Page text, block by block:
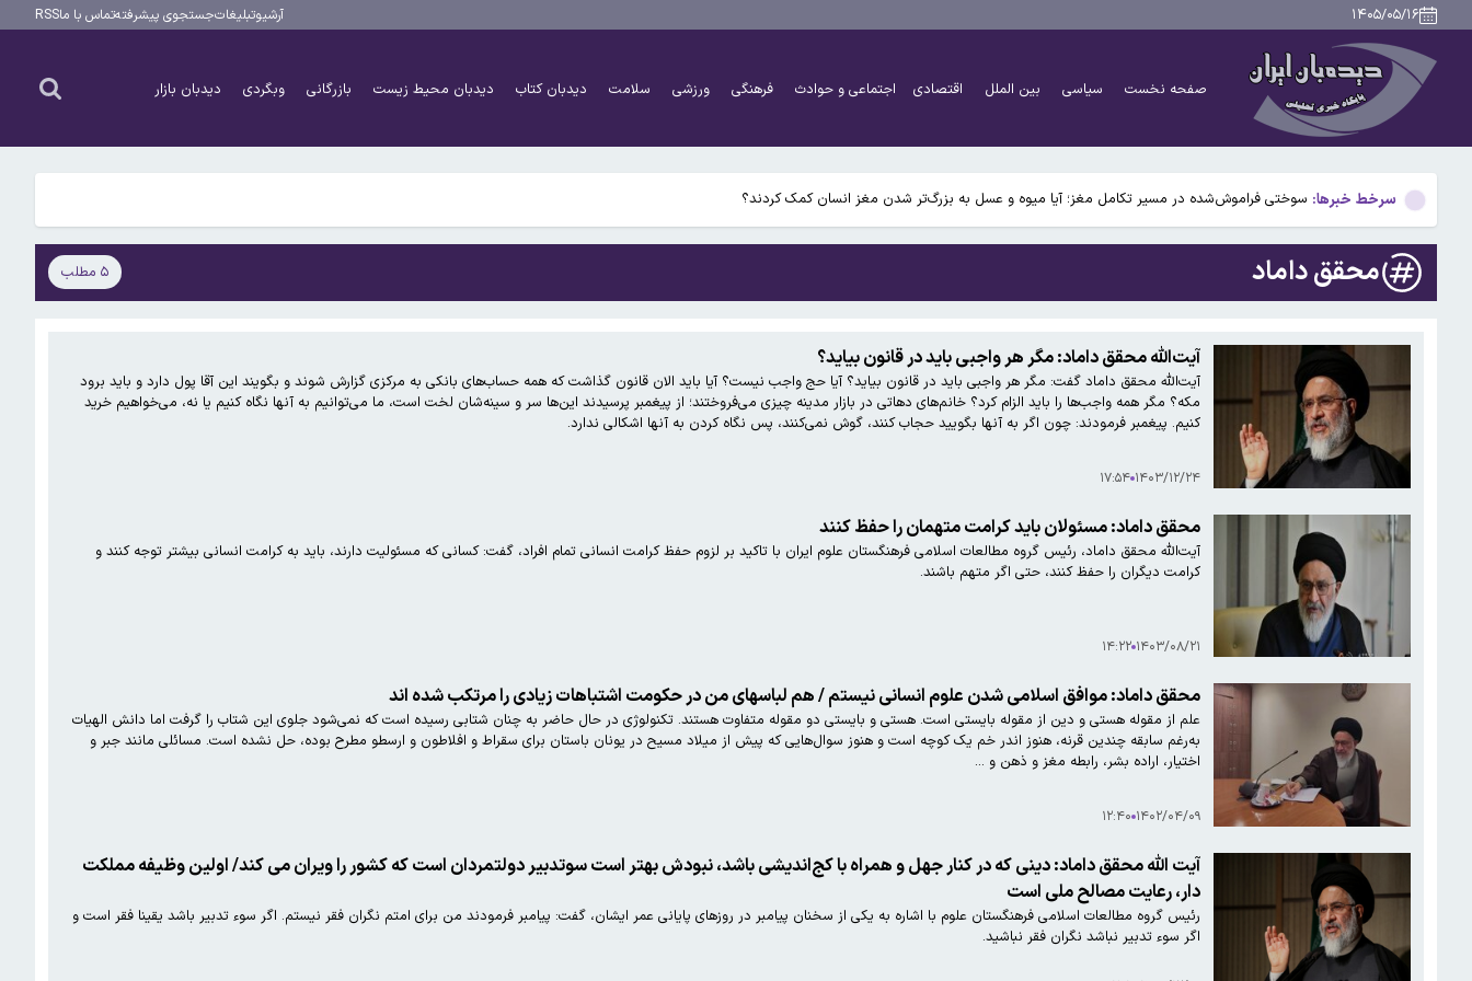
۱۴۰۵/۰۵/۱۶ آرشیوتبلیغاتجستجوی پیشرفتهتماس با ماRSS
صفحه نخست سیاسی بین الملل اقتصادی اجتماعی و حوادث فرهنگی ورزشی سلامت دیدبان کتاب دیدبان محیط زیست بازرگانی وبگردی دیدبان بازار
سرخط خبرها:
۴۹ سال پیش در چنین روزی؛ جمشید آموزگار نخست وزیر شد/اسامی اعضای کابینه
۹ حقیقت درباره داریوش هخامنشی که شاید نمی‌دانستید
بیفوما در پرسپولیس ماندنی شد
سوختی فراموش‌شده در مسیر تکامل مغز؛ آیا میوه و عسل به بزرگ‌تر شدن مغز انسان کمک کردند؟
نتایج تحقیق روی ۱۰ میلیون فرزند: ترتیب تولد بر بروز بیماری‌ها تأثیر می‌گذارد
۹ حقیقت درباره داریوش هخامنشی که شاید نمی‌دانستید
بیفوما در پرسپولیس ماندنی شد
محقق داماد ۵ مطلب
آیت‌الله محقق داماد: مگر هر واجبی باید در قانون بیاید؟
آیت‌الله محقق داماد گفت: مگر هر واجبی باید در قانون بیاید؟ آیا حج واجب نیست؟ آیا باید الان قانون گذاشت که همه حساب‌های بانکی به مرکزی گزارش شوند و بگویند این آقا پول دارد و باید برود
مکه؟ مگر همه واجب‌ها را باید الزام کرد؟ خانم‌های دهاتی در بازار مدینه چیزی می‌فروختند؛ از پیغمبر پرسیدند این‌ها سر و سینه‌شان لخت است، ما می‌توانیم به آنها نگاه کنیم یا نه، می‌خواهیم خرید
کنیم. پیغمبر فرمودند: چون اگر به آنها بگویید حجاب کنند، گوش نمی‌کنند، پس نگاه کردن به آنها اشکالی ندارد.
۱۴۰۳/۱۲/۲۴ ۱۷:۵۴
محقق داماد: مسئولان باید کرامت متهمان را حفظ کنند
آیت‌الله محقق داماد، رئیس گروه مطالعات اسلامی فرهنگستان علوم ایران با تاکید بر لزوم حفظ کرامت انسانی تمام افراد، گفت: کسانی که مسئولیت دارند، باید به کرامت انسانی بیشتر توجه کنند و
کرامت دیگران را حفظ کنند، حتی اگر متهم باشند.
۱۴۰۳/۰۸/۲۱ ۱۴:۲۲
محقق داماد: موافق اسلامی شدن علوم انسانی نیستم / هم لباسهای من در حکومت اشتباهات زیادی را مرتکب شده اند
علم از مقوله هستی و دین از مقوله بایستی است. هستی و بایستی دو مقوله متفاوت هستند. تکنولوژی در حال حاضر به چنان شتابی رسیده است که نمی‌شود جلوی این شتاب را گرفت اما دانش الهیات
به‌رغم سابقه چندین قرنه، هنوز اندر خم یک کوچه است و هنوز سوال‌هایی که پیش از میلاد مسیح در یونان باستان برای سقراط و افلاطون و ارسطو مطرح بوده، حل نشده است. مسائلی مانند جبر و
اختیار، اراده بشر، رابطه مغز و ذهن و ...
۱۴۰۲/۰۴/۰۹ ۱۲:۴۰
آیت الله محقق داماد: دینی که در کنار جهل و همراه با کج‌اندیشی باشد، نبودش بهتر است سوتدبیر دولتمردان است که کشور را ویران می کند/ اولین وظیفه مملکت
دار، رعایت مصالح ملی است
رئیس گروه مطالعات اسلامی فرهنگستان علوم‌ با اشاره به یکی از سخنان پیامبر در روزهای پایانی عمر ایشان، گفت: پیامبر فرمودند من برای امتم نگران فقر نیستم. اگر سوء تدبیر باشد یقینا فقر است و
اگر سوء تدبیر نباشد نگران فقر نباشید.